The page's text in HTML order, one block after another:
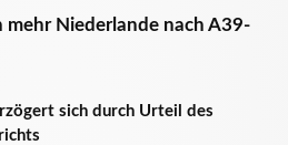
mehr Niederlande nach A39-
sich durch Urteil des